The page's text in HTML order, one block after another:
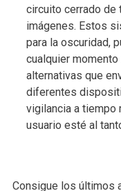
circuito cerrado de
imágenes. Estos
para la oscuridad,
cualquier
alternativas que
diferentes
vigilancia a tiempo
usuario esté al
Consigue los últimos